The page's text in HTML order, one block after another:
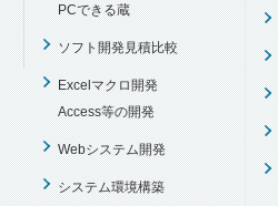
PCできる蔵
ソフト開発見積比較
Excelマクロ開発
Access等の開発
Webシステム開発
システム環境構築